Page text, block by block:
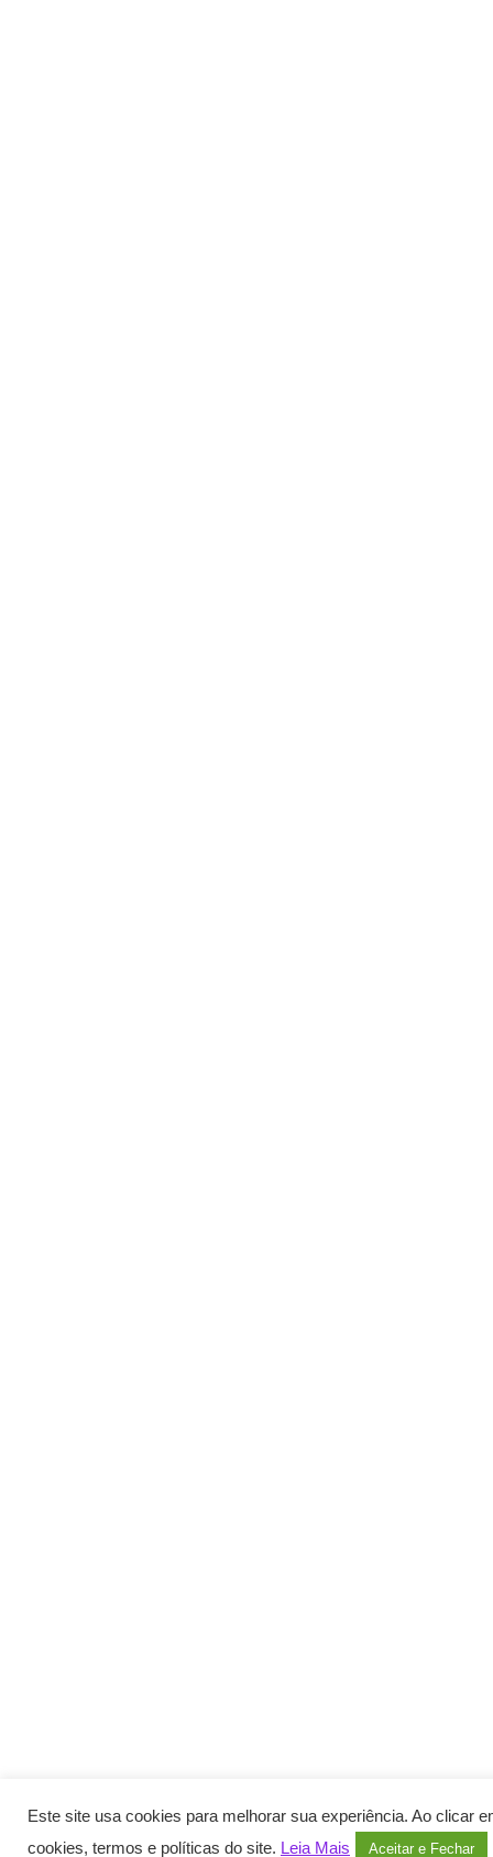
Este site usa cookies para melhorar sua experiência. Ao clicar
cookies, termos e políticas do site. Leia Mais Aceitar e Fechar